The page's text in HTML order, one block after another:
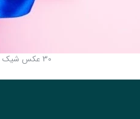
30 عکس شیک و لاکچری روز جهانی مادر ❤️ happy Mother's Day